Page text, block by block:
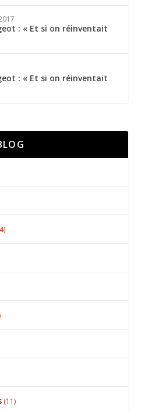
: « Et si on réinventait
: « Et si on réinventait
(11)